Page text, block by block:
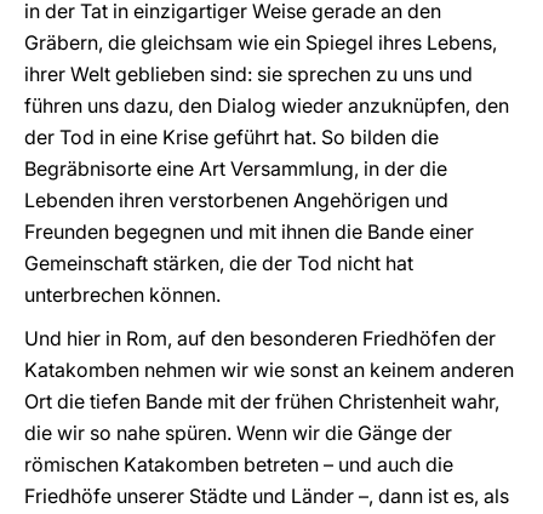
in der Tat in einzigartiger Weise gerade an den
Gräbern, die gleichsam wie ein Spiegel ihres Lebens,
ihrer Welt geblieben sind: sie sprechen zu uns und
führen uns dazu, den Dialog wieder anzuknüpfen, den
der Tod in eine Krise geführt hat. So bilden die
Begräbnisorte eine Art Versammlung, in der die
Lebenden ihren verstorbenen Angehörigen und
Freunden begegnen und mit ihnen die Bande einer
Gemeinschaft stärken, die der Tod nicht hat
unterbrechen können.
Und hier in Rom, auf den besonderen Friedhöfen der
Katakomben nehmen wir wie sonst an keinem anderen
Ort die tiefen Bande mit der frühen Christenheit wahr,
die wir so nahe spüren. Wenn wir die Gänge der
römischen Katakomben betreten – und auch die
Friedhöfe unserer Städte und Länder –, dann ist es, als